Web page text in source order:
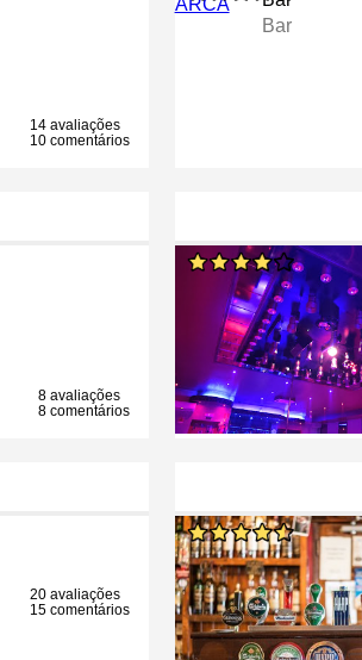
14 avaliações
10 comentários
Bar
8 avaliações
8 comentários
20 avaliações
15 comentários